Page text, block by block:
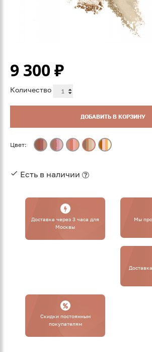
9 300₽
Количество
ДОБАВИТЬ В КОРЗИНУ
Цвет:
Есть в наличии
Доставка через 3 часа для
Москвы
Мы
Cкидки постоянным
покупателям